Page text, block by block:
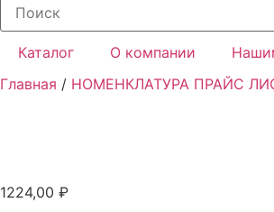
Каталог О компании
Главная / НОМЕНКЛАТУРА ПРАЙС
1224,00 ₽